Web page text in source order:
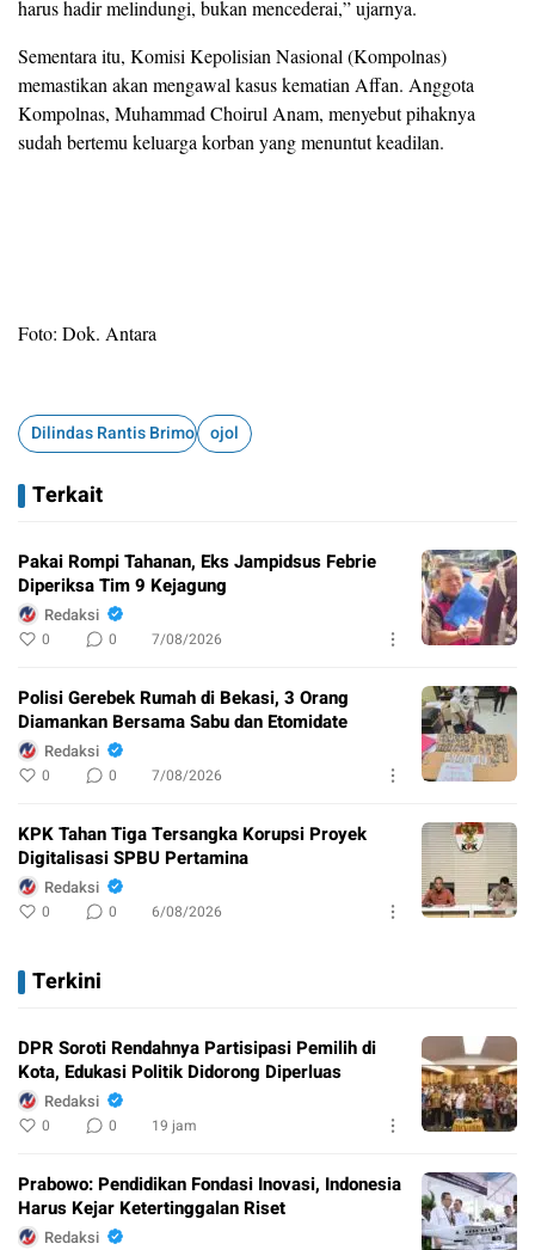
harus hadir melindungi, bukan mencederai,” ujarnya.
Sementara itu, Komisi Kepolisian Nasional (Kompolnas)
memastikan akan mengawal kasus kematian Affan. Anggota
Kompolnas, Muhammad Choirul Anam, menyebut pihaknya
sudah bertemu keluarga korban yang menuntut keadilan.
Foto: Dok. Antara
Dilindas Rantis Brimob ojol
Terkait
Pakai Rompi Tahanan, Eks Jampidsus Febrie
Diperiksa Tim 9 Kejagung
Redaksi
0 0 7/08/2026
Polisi Gerebek Rumah di Bekasi, 3 Orang
Diamankan Bersama Sabu dan Etomidate
Redaksi
0 0 7/08/2026
KPK Tahan Tiga Tersangka Korupsi Proyek
Digitalisasi SPBU Pertamina
Redaksi
0 0 6/08/2026
Terkini
DPR Soroti Rendahnya Partisipasi Pemilih di
Kota, Edukasi Politik Didorong Diperluas
Redaksi
0 0 19 jam
Prabowo: Pendidikan Fondasi Inovasi, Indonesia
Harus Kejar Ketertinggalan Riset
Redaksi